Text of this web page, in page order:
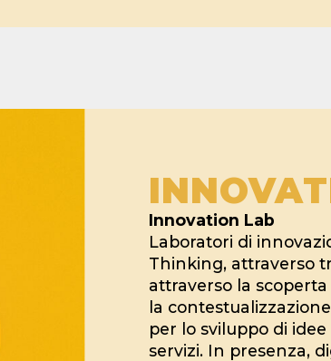
Innovation Lab
Laboratori di
Thinking, attraverso
attraverso la
la
per lo sviluppo di
servizi. In presenza,